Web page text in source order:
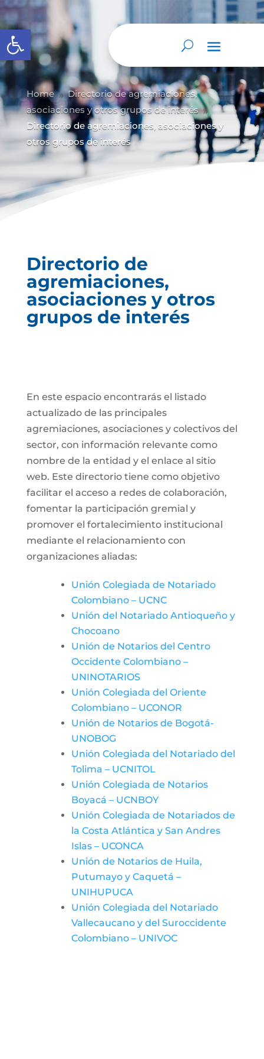
Abrir barra de herramientas
Home 9 Directorio de agremiaciones,
asociaciones y otros grupos de interés 9
Directorio de agremiaciones, asociaciones y
otros grupos de interés
Directorio de
agremiaciones,
asociaciones y otros
grupos de interés
En este espacio encontrarás el listado
actualizado de las principales
agremiaciones, asociaciones y colectivos del
sector, con información relevante como
nombre de la entidad y el enlace al sitio
web. Este directorio tiene como objetivo
facilitar el acceso a redes de colaboración,
fomentar la participación gremial y
promover el fortalecimiento institucional
mediante el relacionamiento con
organizaciones aliadas:
Unión Colegiada de Notariado
Colombiano – UCNC
Unión del Notariado Antioqueño y
Chocoano
Unión de Notarios del Centro
Occidente Colombiano –
UNINOTARIOS
Unión Colegiada del Oriente
Colombiano – UCONOR
Unión de Notarios de Bogotá-
UNOBOG
Unión Colegiada del Notariado del
Tolima – UCNITOL
Unión Colegiada de Notarios
Boyacá – UCNBOY
Unión Colegiada de Notariados de
la Costa Atlántica y San Andres
Islas – UCONCA
Unión de Notarios de Huila,
Putumayo y Caquetá –
UNIHUPUCA
Unión Colegiada del Notariado
Vallecaucano y del Suroccidente
Colombiano – UNIVOC